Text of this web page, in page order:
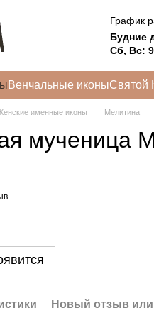
График
Будние
Сб, Вс:
Венчальные иконыСвятой
именные иконы Мелитина
мученица
Новый отзыв